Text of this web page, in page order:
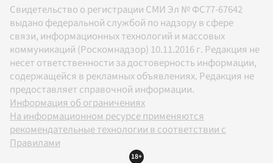
Свидетельство о регистрации СМИ Эл № ФС77-67642
выдано федеральной службой по надзору в сфере
связи, информационных технологий и массовых
коммуникаций (Роскомнадзор) 10.11.2016 г. Редакция не
несет ответственности за достоверность информации,
содержащейся в рекламных объявлениях. Редакция не
предоставляет справочной информации.
Информация об ограничениях
На информационном ресурсе применяются
рекомендательные технологии в соответствии с
Правилами
18+